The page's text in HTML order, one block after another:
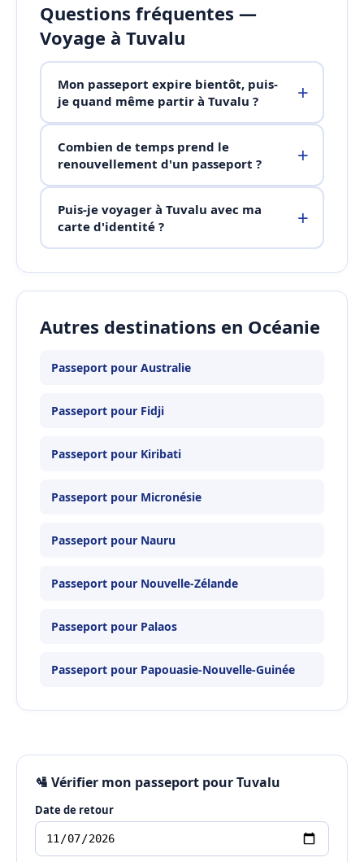
Questions fréquentes —
Voyage à Tuvalu
Mon passeport expire bientôt, puis-
je quand même partir à Tuvalu ?
Combien de temps prend le
renouvellement d'un passeport ?
Puis-je voyager à Tuvalu avec ma
carte d'identité ?
Autres destinations en Océanie
Passeport pour Australie
Passeport pour Fidji
Passeport pour Kiribati
Passeport pour Micronésie
Passeport pour Nauru
Passeport pour Nouvelle-Zélande
Passeport pour Palaos
Passeport pour Papouasie-Nouvelle-Guinée
🛂 Vérifier mon passeport pour Tuvalu
Date de retour